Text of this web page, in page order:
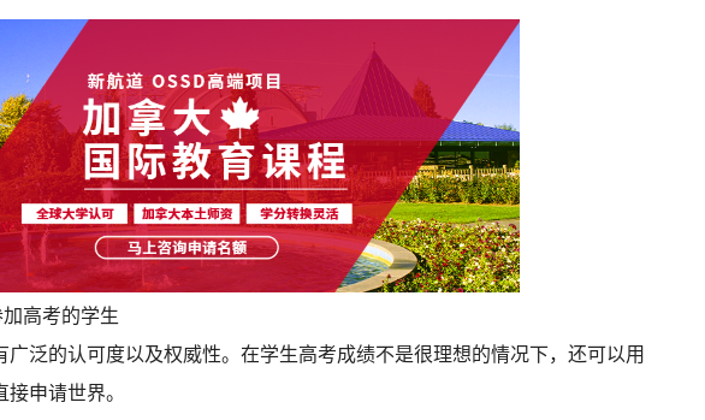
高考的学生
的认可度以及权威性。在学生高考成绩不是很理想的情况下，还可以用
申请世界。